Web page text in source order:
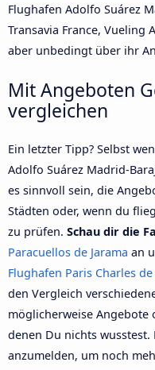
Flughafen Adolfo Suárez
Transavia France, Vueling
aber unbedingt über ihr
Mit Angeboten
vergleichen
Ein letzter Tipp? Selbst
Adolfo Suárez Madrid-
es sinnvoll sein, die
Städten oder, wenn du
zu prüfen. Schau dir die
Paracuellos de Jarama an
Flughafen Paris Charles
den Vergleich
möglicherweise
denen Du nichts wusstest.
anzumelden, um noch